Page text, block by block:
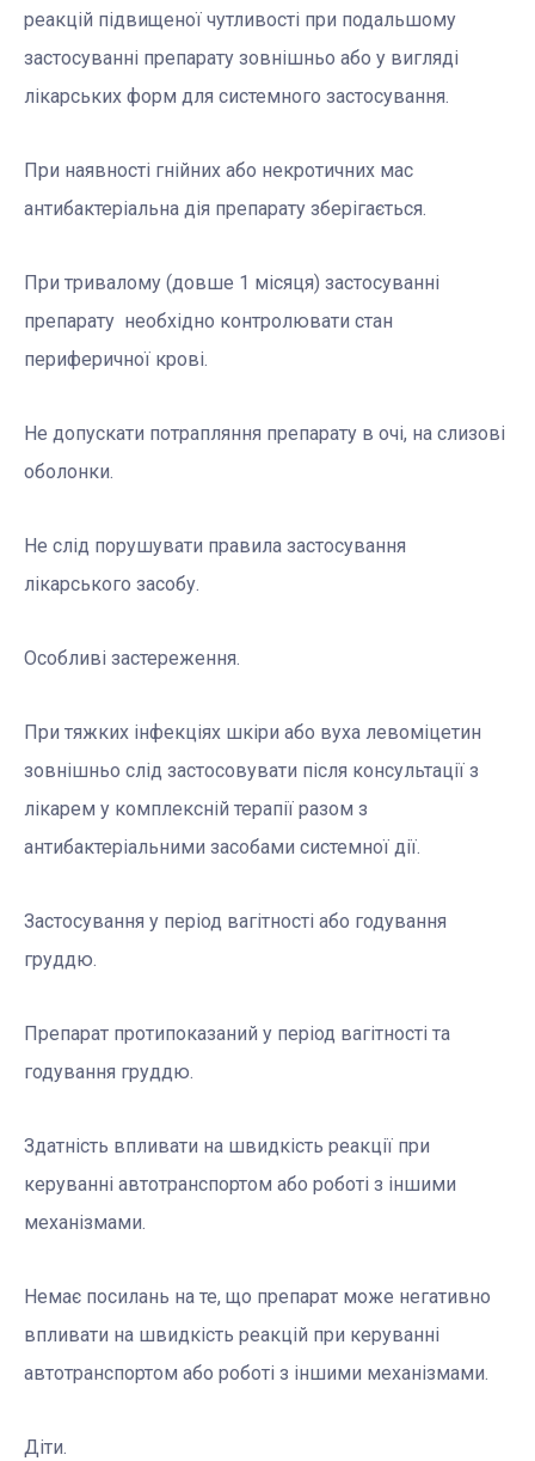
реакцій підвищеної чутливості при подальшому
застосуванні препарату зовнішньо або у вигляді
лікарських форм для системного застосування.
При наявності гнійних або некротичних мас
антибактеріальна дія препарату зберігається.
При тривалому (довше 1 місяця) застосуванні
препарату необхідно контролювати стан
периферичної крові.
Не допускати потрапляння препарату в очі, на слизові
оболонки.
Не слід порушувати правила застосування
лікарського засобу.
Особливі застереження.
При тяжких інфекціях шкіри або вуха левоміцетин
зовнішньо слід застосовувати після консультації з
лікарем у комплексній терапії разом з
антибактеріальними засобами системної дії.
Застосування у період вагітності або годування
груддю.
Препарат протипоказаний у період вагітності та
годування груддю.
Здатність впливати на швидкість реакції при
керуванні автотранспортом або роботі з іншими
механізмами.
Немає посилань на те, що препарат може негативно
впливати на швидкість реакцій при керуванні
автотранспортом або роботі з іншими механізмами.
Діти.